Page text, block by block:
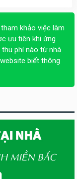
khảo việc làm
ưu tiên khi ứng
phí nào từ nhà
biết thông